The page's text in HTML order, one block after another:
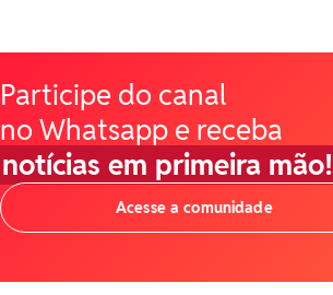
Participe do canal
no Whatsapp e receba
notícias em primeira mão!
Acesse a comunidade